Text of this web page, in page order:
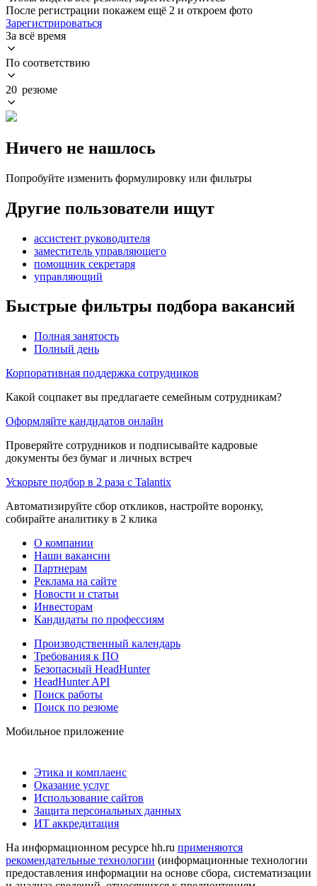
После регистрации покажем ещё 2 и откроем фото
Зарегистрироваться
За всё время
По соответствию
20 резюме
Ничего не нашлось
Попробуйте изменить формулировку или фильтры
Другие пользователи ищут
ассистент руководителя
заместитель управляющего
помощник секретаря
управляющий
Быстрые фильтры подбора вакансий
Полная занятость
Полный день
Корпоративная поддержка сотрудников
Какой соцпакет вы предлагаете семейным сотрудникам?
Оформляйте кандидатов онлайн
Проверяйте сотрудников и подписывайте кадровые
документы без бумаг и личных встреч
Ускорьте подбор в 2 раза с Talantix
Автоматизируйте сбор откликов, настройте воронку,
собирайте аналитику в 2 клика
О компании
Наши вакансии
Партнерам
Реклама на сайте
Новости и статьи
Инвесторам
Кандидаты по профессиям
Производственный календарь
Требования к ПО
Безопасный HeadHunter
HeadHunter API
Поиск работы
Поиск по резюме
Мобильное приложение
Этика и комплаенс
Оказание услуг
Использование сайтов
Защита персональных данных
ИТ аккредитация
На информационном ресурсе hh.ru применяются
рекомендательные технологии (информационные технологии
предоставления информации на основе сбора, систематизации